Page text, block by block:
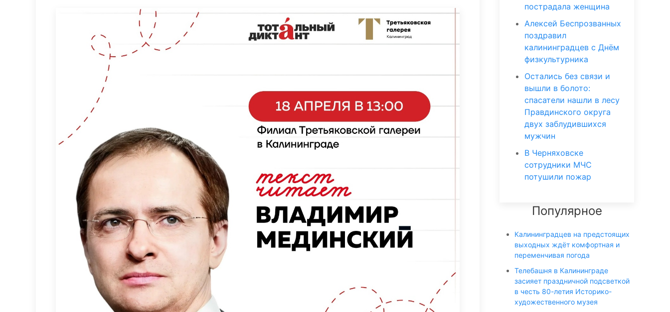
пострадала женщина
Алексей Беспрозванных
поздравил
калининградцев с Днём
физкультурника
Остались без связи и
вышли в болото:
спасатели нашли в лесу
Правдинского округа
двух заблудившихся
мужчин
В Черняховске
сотрудники МЧС
потушили пожар
Популярное
Калининградцев на предстоящих
выходных ждёт комфортная и
переменчивая погода
Телебашня в Калининграде
засияет праздничной подсветкой
в честь 80-летия Историко-
художественного музея